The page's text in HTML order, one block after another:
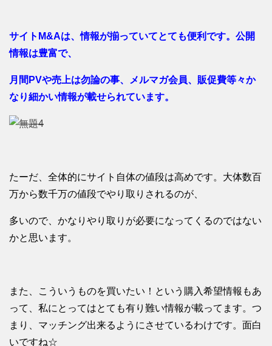
サイトM&Aは、情報が揃っていてとても便利です。公開
情報は豊富で、
月間PVや売上は勿論の事、メルマガ会員、販促費等々か
なり細かい情報が載せられています。
たーだ、全体的にサイト自体の値段は高めです。大体数百
万から数千万の値段でやり取りされるのが、
多いので、かなりやり取りが必要になってくるのではない
かと思います。
また、こういうものを買いたい！という購入希望情報もあ
って、私にとってはとても有り難い情報が載ってます。つ
まり、マッチング出来るようにさせているわけです。面白
いですね☆